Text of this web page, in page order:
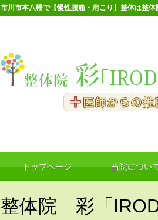
市川市本八幡で【慢性腰痛・肩こり】整体は整
トップページ 当院につい
整体院 彩「